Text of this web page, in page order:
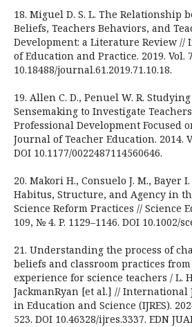
18. Miguel D. S. L. The Relationship
Beliefs, Teachers Behaviors, and
Development: a Literature Review
of Education and Practice. 2019. Vol.
10.18488/journal.61.2019.71.10.18.
19. Allen C. D., Penuel W. R. Studying
Sensemaking to Investigate
Professional Development Focused
Journal of Teacher Education. 2014.
DOI 10.1177/0022487114560646.
20. Makori H., Consuelo J. M., Bayer
Habitus, Structure, and Agency in
Science Reform Practices // Science
109, № 4. P. 1129–1146. DOI 10.1002/
21. Understanding the process of
beliefs and classroom practices
experience for science teachers / L.
JackmanRyan [et al.] // International
in Education and Science (IJRES).
523. DOI 10.46328/ijres.3337. EDN